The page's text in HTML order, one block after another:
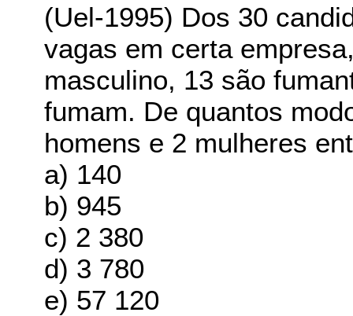
(Uel-1995) Dos 30
vagas em certa
masculino, 13 são
fumam. De quantos
homens e 2 mulheres
a) 140
b) 945
c) 2 380
d) 3 780
e) 57 120